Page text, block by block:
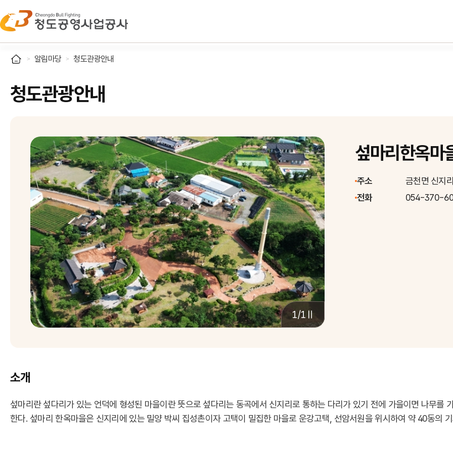
알림마당 청도관광안내
청도관광안내
1/1
섶마리한옥마
주소
금천면 신지
전화
054-370-
소개
섶마리란 섶다리가 있는 언덕에 형성된 마을이란 뜻으로 섶다리는 동곡에서 신지리로 통하는 다리가 있기 전에 가을이면 나무를
한다. 섶마리 한옥마을은 신지리에 있는 밀양 박씨 집성촌이자 고택이 밀집한 마을로 운강고택, 선암서원을 위시하여 약 40동의